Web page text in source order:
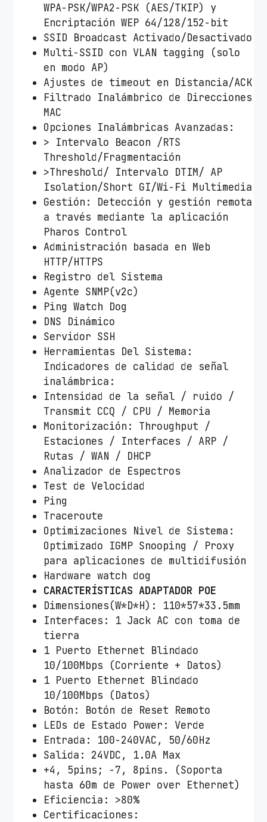
WPA-PSK/WPA2-PSK (AES/TKIP) y
Encriptación WEP 64/128/152-bit
SSID Broadcast Activado/Desactivado
Multi-SSID con VLAN tagging (solo
en modo AP)
Ajustes de timeout en Distancia/ACK
Filtrado Inalámbrico de Direcciones
MAC
Opciones Inalámbricas Avanzadas:
> Intervalo Beacon /RTS
Threshold/Fragmentación
>Threshold/ Intervalo DTIM/ AP
Isolation/Short GI/Wi-Fi Multimedia
Gestión: Detección y gestión remota
a través mediante la aplicación
Pharos Control
Administración basada en Web
HTTP/HTTPS
Registro del Sistema
Agente SNMP(v2c)
Ping Watch Dog
DNS Dinámico
Servidor SSH
Herramientas Del Sistema:
Indicadores de calidad de señal
inalámbrica:
Intensidad de la señal / ruido /
Transmit CCQ / CPU / Memoria
Monitorización: Throughput /
Estaciones / Interfaces / ARP /
Rutas / WAN / DHCP
Analizador de Espectros
Test de Velocidad
Ping
Traceroute
Optimizaciones Nivel de Sistema:
Optimizado IGMP Snooping / Proxy
para aplicaciones de multidifusión
Hardware watch dog
CARACTERÍSTICAS ADAPTADOR POE
Dimensiones(W*D*H): 110*57*33.5mm
Interfaces: 1 Jack AC con toma de
tierra
1 Puerto Ethernet Blindado
10/100Mbps (Corriente + Datos)
1 Puerto Ethernet Blindado
10/100Mbps (Datos)
Botón: Botón de Reset Remoto
LEDs de Estado Power: Verde
Entrada: 100-240VAC, 50/60Hz
Salida: 24VDC, 1.0A Max
+4, 5pins; -7, 8pins. (Soporta
hasta 60m de Power over Ethernet)
Eficiencia: >80%
Certificaciones: